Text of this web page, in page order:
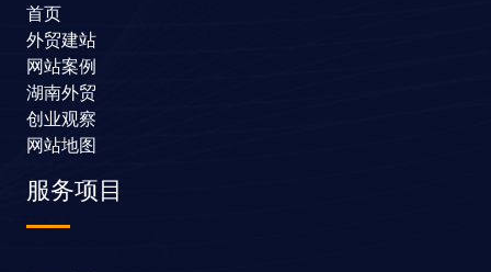
首页
外贸建站
网站案例
湖南外贸
创业观察
网站地图
服务项目